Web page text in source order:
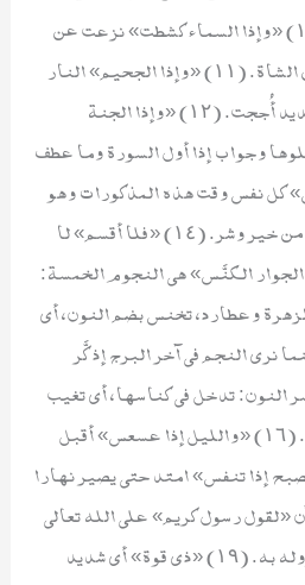
والتشديد فتح وبسطت. (١٠) «وإذا السماء كشطت» نزعت عن
أماكنها كما ينزع الجلد عن الشاة. (١١) «وإذا الجحيم» النار
«سعرت» بالتخفيف والتشديد أُججت. (١٢) «وإذا الجنة
وجواب إذا أول السورة وما عطف
نفس» كل نفس وقت هذه المذكورات وهو
يوم القيامة «ما أحضرت» من خير وشر. (١٤) «فلا أقسم» لا
«بالخُنَّس». (١٥) «الجوار الكنَّس» هي النجوم الخمسة:
وعطارد، تخنس بضم النون، أي
نرى النجم في آخر البرج إذ كَّر
النون: تدخل في كناسها، أي تغيب
في المواضع التي تغيب فيها. (١٦) «والليل إذا عسعس» أقبل
(١٧) «والصبح إذا تنفس» امتد حتى يصير نهارا
«لقول رسول كريم» على الله تعالى
وهو جبريل أضيف إليه لنزوله به. (١٩) «ذي قوة» أي شديد